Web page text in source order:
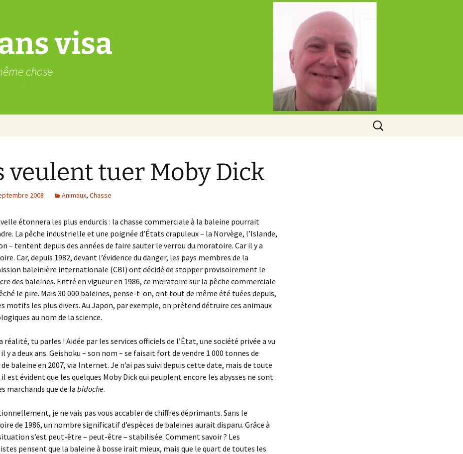
visa
chose
Rechercher :
veulent tuer Moby Dick
2008 Animaux, Chasse
étonnera les plus endurcis : la chasse commerciale à la baleine pourrait
La pêche industrielle et une poignée d’États crapuleux – la Norvège, l’Islande,
– tentent depuis des années de faire sauter le verrou du moratoire. Car il y a
Car, depuis 1982, devant l’évidence du danger, les pays membres de la
baleinière internationale (CBI) ont décidé de stopper provisoirement le
des baleines. Entré en vigueur en 1986, ce moratoire sur la pêche commerciale
le pire. Mais 30 000 baleines, pense-t-on, ont tout de même été tuées depuis,
motifs les plus divers. Au Japon, par exemple, on prétend détruire ces animaux
au nom de la science.
réalité, tu parles ! Aidée par les services officiels de l’État, une société privée a vu
y a deux ans. Geishoku – son nom – se faisait fort de vendre 1 000 tonnes de
baleine en 2007, via Internet. Je n’ai pas suivi depuis cette date, mais de toute
est évident que les quelques Moby Dick qui peuplent encore les abysses ne sont
marchands que de labidoche.
je ne vais pas vous accabler de chiffres déprimants. Sans le
de 1986, un nombre significatif d’espèces de baleines aurait disparu. Grâce à
s’est peut-être – peut-être – stabilisée. Comment savoir ? Les
pensent que la baleine à bosse irait mieux, mais que le quart de toutes les